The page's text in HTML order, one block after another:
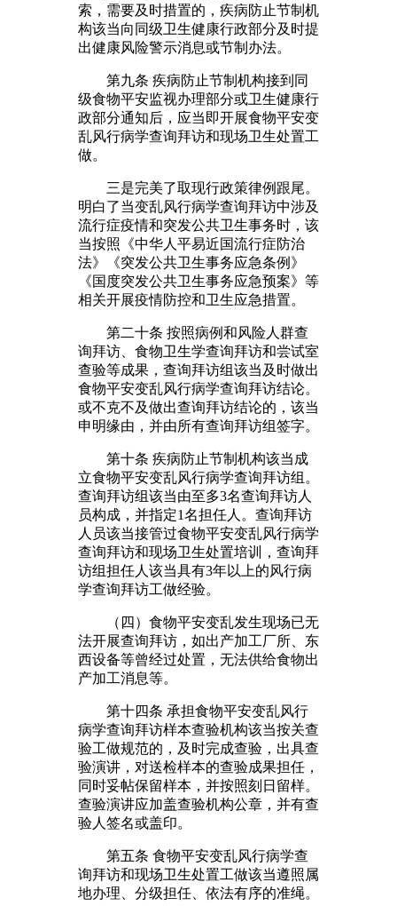
索，需要及时措置的，疾病防止节制机
构该当向同级卫生健康行政部分及时提
出健康风险警示消息或节制办法。
第九条 疾病防止节制机构接到同
级食物平安监视办理部分或卫生健康行
政部分通知后，应当即开展食物平安变
乱风行病学查询拜访和现场卫生处置工
做。
三是完美了取现行政策律例跟尾。
明白了当变乱风行病学查询拜访中涉及
流行症疫情和突发公共卫生事务时，该
当按照《中华人平易近国流行症防治
法》《突发公共卫生事务应急条例》
《国度突发公共卫生事务应急预案》等
相关开展疫情防控和卫生应急措置。
第二十条 按照病例和风险人群查
询拜访、食物卫生学查询拜访和尝试室
查验等成果，查询拜访组该当及时做出
食物平安变乱风行病学查询拜访结论。
或不克不及做出查询拜访结论的，该当
申明缘由，并由所有查询拜访组签字。
第十条 疾病防止节制机构该当成
立食物平安变乱风行病学查询拜访组。
查询拜访组该当由至多3名查询拜访人
员构成，并指定1名担任人。查询拜访
人员该当接管过食物平安变乱风行病学
查询拜访和现场卫生处置培训，查询拜
访组担任人该当具有3年以上的风行病
学查询拜访工做经验。
（四）食物平安变乱发生现场已无
法开展查询拜访，如出产加工厂所、东
西设备等曾经过处置，无法供给食物出
产加工消息等。
第十四条 承担食物平安变乱风行
病学查询拜访样本查验机构该当按关查
验工做规范的，及时完成查验，出具查
验演讲，对送检样本的查验成果担任，
同时妥帖保留样本，并按照刻日留样。
查验演讲应加盖查验机构公章，并有查
验人签名或盖印。
第五条 食物平安变乱风行病学查
询拜访和现场卫生处置工做该当遵照属
地办理、分级担任、依法有序的准绳。